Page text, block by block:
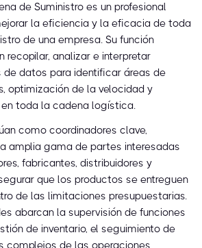
de Suministro es un profesional
la eficiencia y la eficacia de toda
de una empresa. Su función
recopilar, analizar e interpretar
datos para identificar áreas de
optimización de la velocidad y
toda la cadena logística.
como coordinadores clave,
amplia gama de partes interesadas
fabricantes, distribuidores y
que los productos se entreguen
de las limitaciones presupuestarias.
abarcan la supervisión de funciones
de inventario, el seguimiento de
complejos de las operaciones